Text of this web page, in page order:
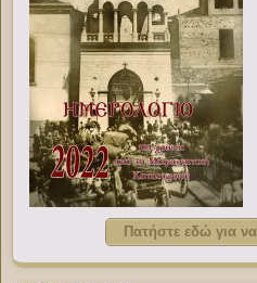
Πατήστε εδώ για